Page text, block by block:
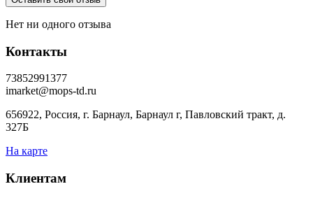
Нет ни одного отзыва
Контакты
73852991377
imarket@mops-td.ru
656922, Россия, г. Барнаул, Барнаул г, Павловский тракт, д.
327Б
На карте
Клиентам